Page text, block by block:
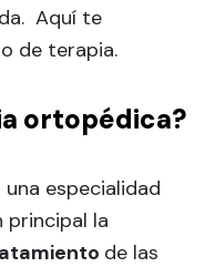
Aquí te
de terapia.
ortopédica?
una especialidad
principal la
de las